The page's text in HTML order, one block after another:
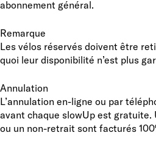
abonnement général.
Remarque
Les vélos réservés doivent être
quoi leur disponibilité n’est plus
Annulation
L’annulation en-ligne ou par
avant chaque slowUp est gratuite.
ou un non-retrait sont facturés